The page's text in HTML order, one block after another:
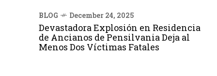
BLOG December 24, 2025
Devastadora Explosión en Residencia
de Ancianos de Pensilvania Deja al
Menos Dos Víctimas Fatales